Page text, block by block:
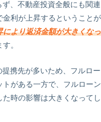
ず、不動産投資全般にも関
利が上昇するということ
により返済金額が大きくな
。
携先が多いため、フルロ
がある一方で、フルロー
た時の影響は大きくなって